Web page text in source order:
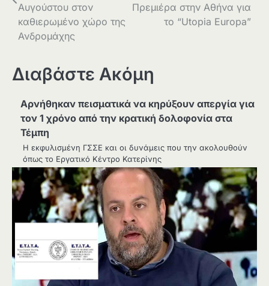
Αυγούστου στον
καθιερωμένο χώρο της
Ανδρομάχης
Πρεμιέρα στην Αθήνα για
το “Utopia Europa”
Διαβάστε Ακόμη
Αρνήθηκαν πεισματικά να κηρύξουν απεργία για
τον 1 χρόνο από την κρατική δολοφονία στα
Τέμπη
Η εκφυλισμένη ΓΣΣΕ και οι δυνάμεις που την ακολουθούν
όπως το Εργατικό Κέντρο Κατερίνης